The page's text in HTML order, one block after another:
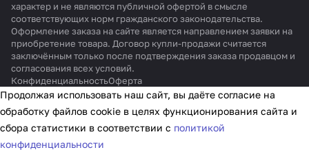
характер и не являются публичной офертой в смысле
соответствующих норм гражданского законодательства.
Оформление заказа на сайте является направлением заявки на
приобретение товара. Договор купли-продажи считается
заключённым только после подтверждения заказа продавцом и
согласования всех условий.
КонфиденциальностьОферта
Продолжая использовать наш сайт, вы даёте согласие на
обработку файлов cookie в целях функционирования сайта и
сбора статистики в соответствии с политикой
конфиденциальности